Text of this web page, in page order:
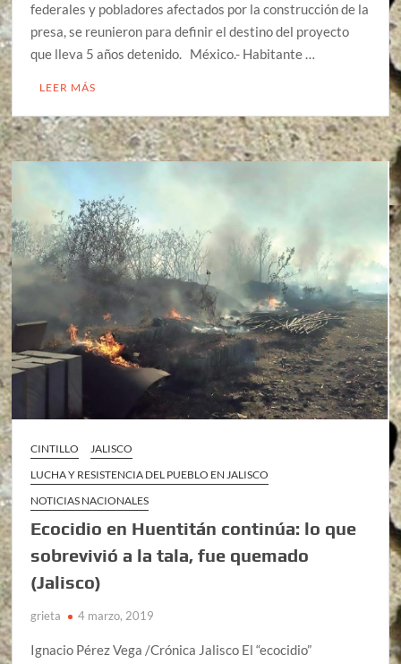
federales y pobladores afectados por la construcción de la
presa, se reunieron para definir el destino del proyecto
que lleva 5 años detenido. México.- Habitante …
LEER MÁS
CINTILLO
JALISCO
LUCHA Y RESISTENCIA DEL PUEBLO EN JALISCO
NOTICIAS NACIONALES
Ecocidio en Huentitán continúa: lo que
sobrevivió a la tala, fue quemado
(Jalisco)
grieta 4 marzo, 2019
Ignacio Pérez Vega /Crónica Jalisco El “ecocidio”